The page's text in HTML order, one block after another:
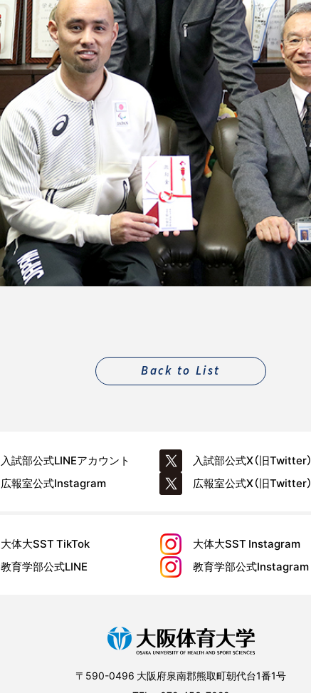
Back to List
入試部公式LINEアカウント 入試部公式X（旧Twitter）
広報室公式Instagram 広報室公式X（旧Twitter）
大体大SSTTikTok 大体大SST Instagram
教育学部公式LINE 教育学部公式Instagram
〒590-0496 大阪府泉南郡熊取町朝代台1番1号